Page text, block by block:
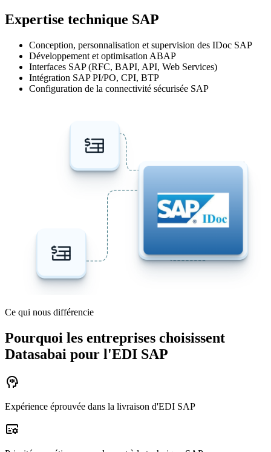
Expertise technique SAP
Conception, personnalisation et supervision des IDoc SAP
Développement et optimisation ABAP
Interfaces SAP (RFC, BAPI, API, Web Services)
Intégration SAP PI/PO, CPI, BTP
Configuration de la connectivité sécurisée SAP
Ce qui nous différencie
Pourquoi les entreprises choisissent
Datasabai pour l'EDI SAP
mindfulness
Expérience éprouvée dans la livraison d'EDI SAP
subtitles_gear